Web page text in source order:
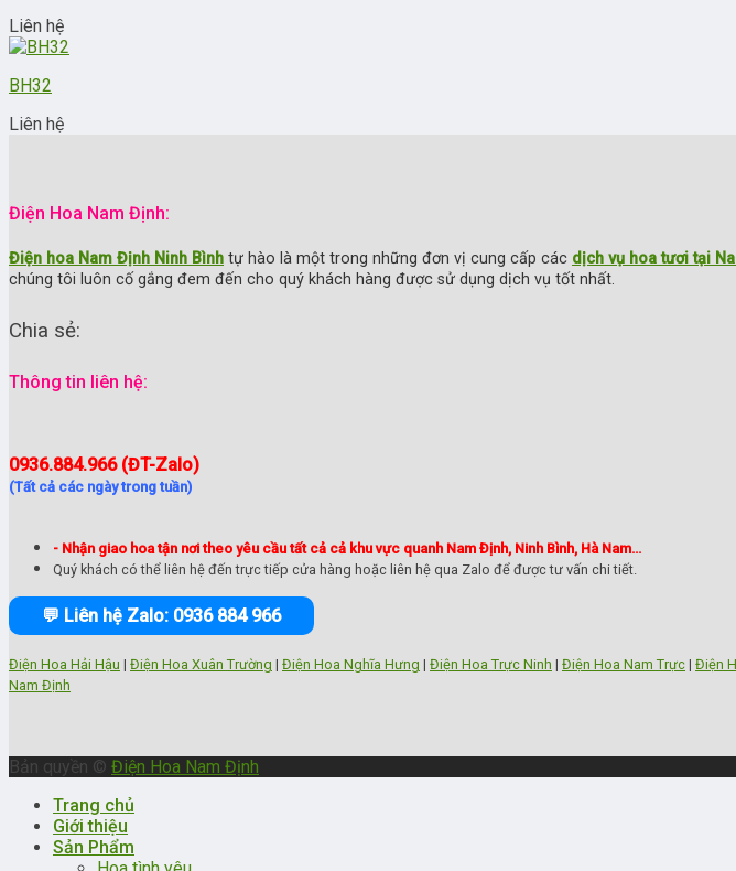
Liên hệ
BH32
Liên hệ
Điện Hoa Nam Định:
Điện hoa Nam Định Ninh Bình tự hào là một trong những đơn vị cung cấp các dịch vụ hoa tươi tại
chúng tôi luôn cố gắng đem đến cho quý khách hàng được sử dụng dịch vụ tốt nhất.
Chia sẻ:
Thông tin liên hệ:
0936.884.966 (ĐT-Zalo)
(Tất cả các ngày trong tuần)
- Nhận giao hoa tận nơi theo yêu cầu tất cả cả khu vực quanh Nam Định, Ninh Bình, Hà Nam...
Quý khách có thể liên hệ đến trực tiếp cửa hàng hoặc liên hệ qua Zalo để được tư vấn chi tiết.
💬 Liên hệ Zalo: 0936 884 966
Điện Hoa Hải Hậu | Điện Hoa Xuân Trường | Điện Hoa Nghĩa Hưng | Điện Hoa Trực Ninh | Điện Hoa Nam Trực | Điện
Nam Định
Bản quyền © Điện Hoa Nam Định
Trang chủ
Giới thiệu
Sản Phẩm